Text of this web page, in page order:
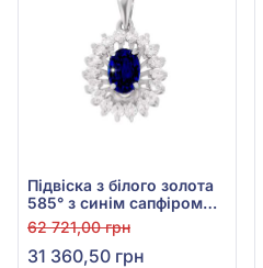
Підвіска з білого золота
585° з синім сапфіром
0,42ct та діамантами
0,23ct, арт. 6-32048
62 721,00 грн
31 360,50 грн